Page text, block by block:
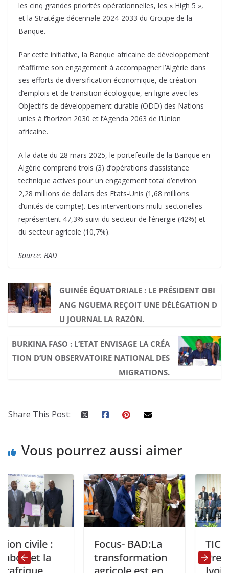
les cinq grandes priorités opérationnelles, les « High 5 »,
et la Stratégie décennale 2024-2033 du Groupe de la
Banque.
Par cette initiative, la Banque africaine de développement
réaffirme son engagement à accompagner l’Algérie dans
ses efforts de diversification économique, de création
d’emplois et de transition écologique, en ligne avec les
Objectifs de développement durable (ODD) des Nations
unies à l’horizon 2030 et l’Agenda 2063 de l’Union
africaine.
A la date du 28 mars 2025, le portefeuille de la Banque en
Algérie comprend trois (3) d’opérations d’assistance
technique actives pour un engagement total d’environ
2,28 millions de dollars des Etats-Unis (1,68 millions
d’unités de compte). Les interventions multi-sectorielles
représentent 47,3% suivi du secteur de l’énergie (42%) et
du secteur agricole (10,7%).
Source: BAD
GUINÉE ÉQUATORIALE : LE PRÉSIDENT OBI
ANG NGUEMA REÇOIT UNE DÉLÉGATION D
U JOURNAL LA RAZÓN.
BURKINA FASO : L’ETAT ENVISAGE LA CRÉA
TION D’UN OBSERVATOIRE NATIONAL DES
MIGRATIONS.
Share This Post:
Vous pourrez aussi aimer
:
et la
Focus- BAD:La
transformation
TICAD 9 :
Premier